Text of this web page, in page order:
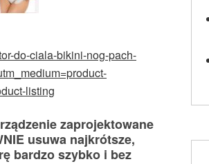
do-ciala-bikini-nog-pach-
listing
zaprojektowane
usuwa najkrótsze,
bardzo szybko i bez